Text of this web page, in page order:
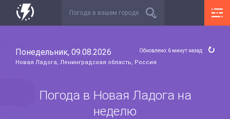
Понедельник, 09.08.2026
Новая Ладога, Ленинградская область, Россия
Обновлено: 6 минут назад
Погода в Новая Ладога на
неделю